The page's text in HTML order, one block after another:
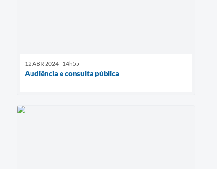
12 ABR 2024 - 14h55
Audiência e consulta pública